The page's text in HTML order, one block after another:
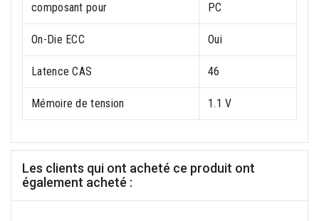
composant pour PC
On-Die ECC Oui
Latence CAS 46
Mémoire de tension 1.1 V
Les clients qui ont acheté ce produit ont
également acheté :